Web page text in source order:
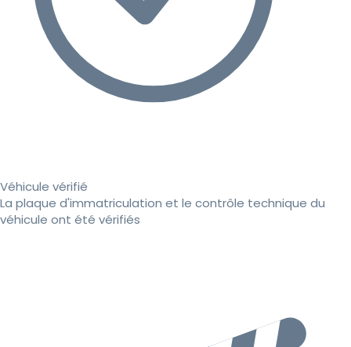
Véhicule vérifié
La plaque d'immatriculation et le contrôle technique du
véhicule ont été vérifiés